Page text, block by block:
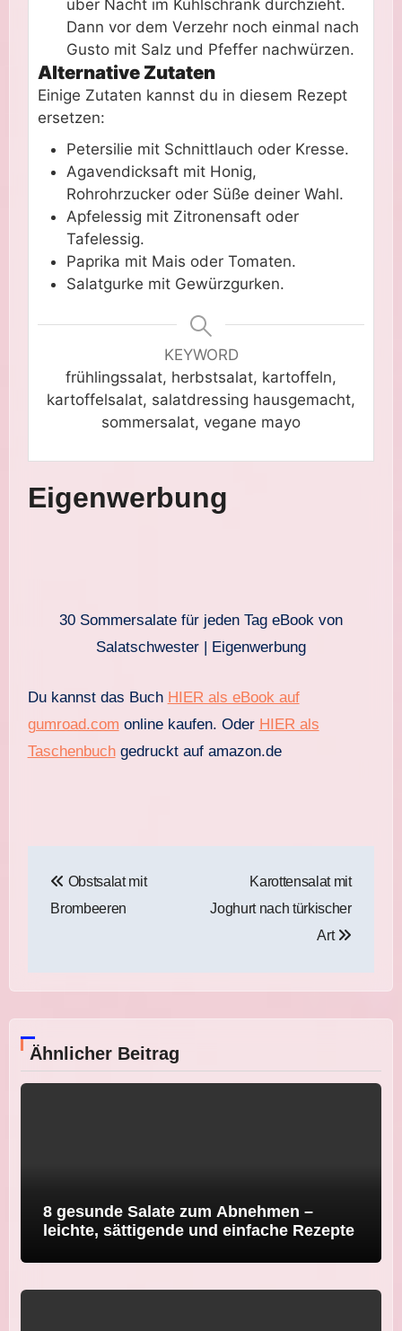
über Nacht im Kühlschrank durchzieht.
Dann vor dem Verzehr noch einmal nach
Gusto mit Salz und Pfeffer nachwürzen.
Alternative Zutaten
Einige Zutaten kannst du in diesem Rezept
ersetzen:
Petersilie mit Schnittlauch oder Kresse.
Agavendicksaft mit Honig,
Rohrohrzucker oder Süße deiner Wahl.
Apfelessig mit Zitronensaft oder
Tafelessig.
Paprika mit Mais oder Tomaten.
Salatgurke mit Gewürzgurken.
KEYWORD
frühlingssalat, herbstsalat, kartoffeln,
kartoffelsalat, salatdressing hausgemacht,
sommersalat, vegane mayo
Eigenwerbung
30 Sommersalate für jeden Tag eBook von
Salatschwester | Eigenwerbung
Du kannst das Buch HIER als eBook auf
gumroad.com online kaufen. Oder HIER als
Taschenbuchgedruckt auf amazon.de
Obstsalat mit
Brombeeren
Karottensalat mit
Joghurt nach türkischer
Art
Ähnlicher Beitrag
8 gesunde Salate zum Abnehmen –
leichte, sättigende und einfache Rezepte